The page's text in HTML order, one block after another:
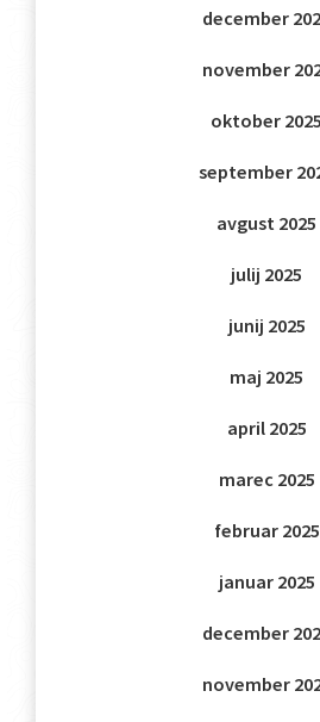
december
november
oktober 2025
september
avgust 2025
julij 2025
junij 2025
maj 2025
april 2025
marec 2025
februar 2025
januar 2025
december
november